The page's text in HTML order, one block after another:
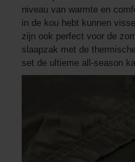
niveau van warmte en
in de kou hebt kunnen
zijn ook perfect voor de
slaapzak met de
set de ultieme all-season